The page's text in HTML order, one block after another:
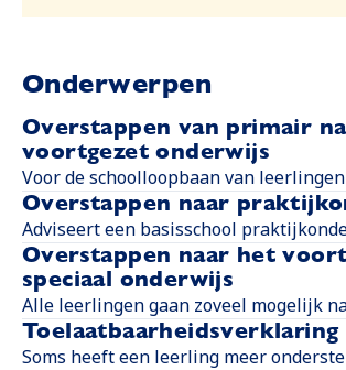
Onderwerpen
Overstappen van primair
voortgezet onderwijs
Overstappen naar
Overstappen naar het
speciaal onderwijs
Toelaatbaarheidsverklaring